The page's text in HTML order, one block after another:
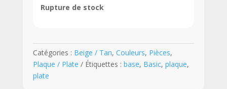
Rupture de stock
Catégories : Beige / Tan, Couleurs, Pièces,
Plaque / Plate
Étiquettes : base, Basic, plaque,
plate